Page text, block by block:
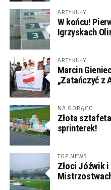
ARTYKUŁY
W końcu!
Igrzyskach
ARTYKUŁY
Marcin
„Zatańczyć z
NA GORĄCO
Złota
sprinterek!
TOP NEWS
Złoci Jóźwik i